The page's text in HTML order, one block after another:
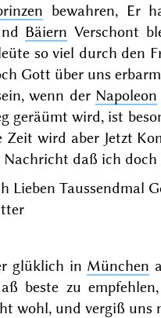
bewahren, Er
Bäiern Verschont
so viel durch den
Gott über uns
wenn der Napoleon
geräümt wird, ist
Zeit wird aber Jetzt
daß ich doch
Lieben Taussendmal
glüklich in München
beste zu
wohl, und vergiß uns